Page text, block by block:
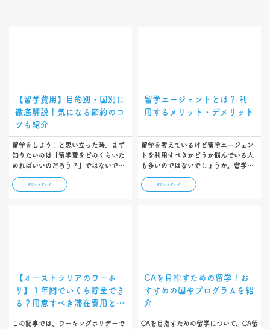
【留学費用】目的別・国別に
徹底解説！気になる節約のコ
ツも紹介
留学をしよう！と思い立った時、まず
知りたいのは「留学費をどのくらいた
めればいいのだろう？」ではないでし
学という目標を実現していただくため
#ピックアップ
留学エージェントとは？ 利
用するメリット・デメリット
留学を考えているけど留学エージェン
トを利用すべきかどうか悩んでいる人
も多いのではないでしょうか。留学エ
留学に関する悩みのアドバイスや渡航
#ピックアップ
【オーストラリアのワーホ
リ】１年間でいくら貯金でき
る？用意すべき滞在費用と仕
事の探し方を解説！
この記事では、ワーキングホリデーで
CAを目指すための留学！お
すすめの国やプログラムを紹
介
CAを目指すための留学について、CA留